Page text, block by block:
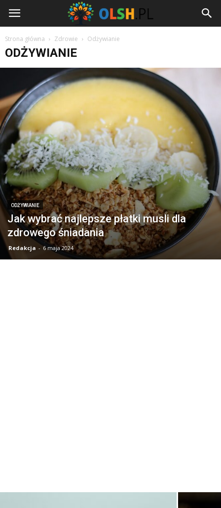
Olsh.pl
Strona główna Zdrowie Odżywianie
ODŻYWIANIE
ODŻYWIANIE
Jak wybrać najlepsze płatki musli dla
zdrowego śniadania
Redakcja - 6 maja 2024